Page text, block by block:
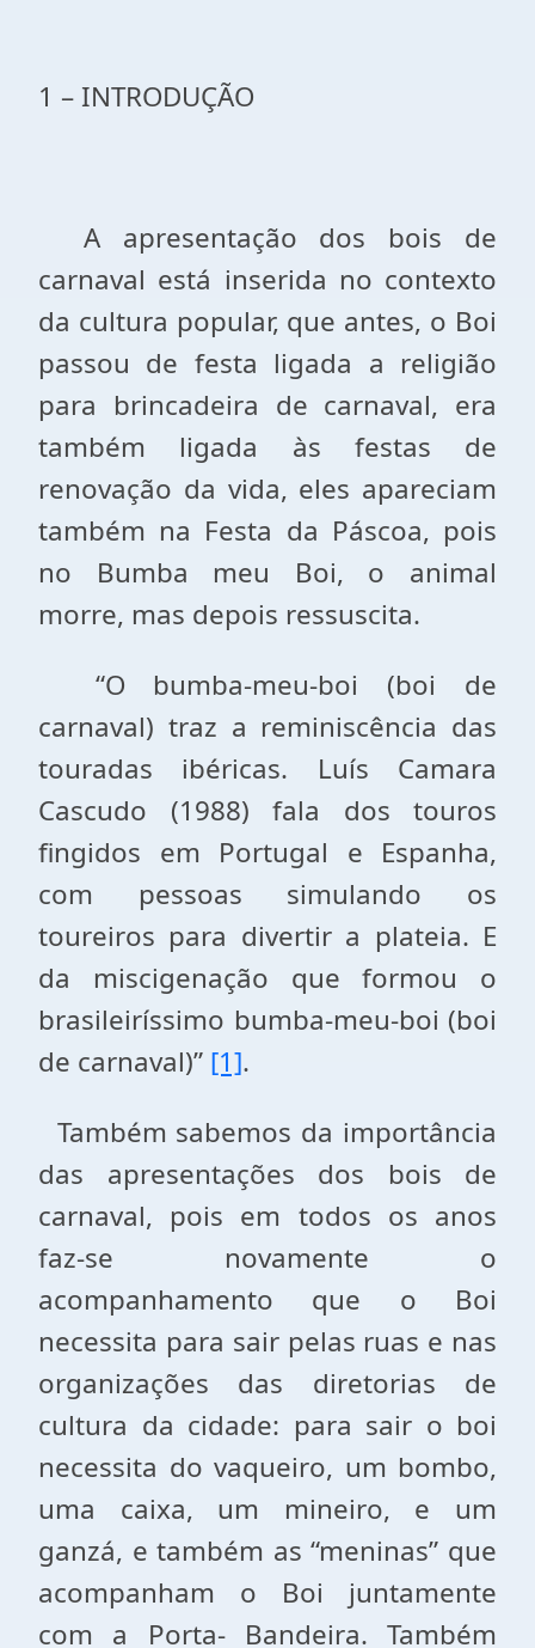
1 – INTRODUÇÃO
A apresentação dos bois de
carnaval está inserida no contexto
da cultura popular, que antes, o Boi
passou de festa ligada a religião
para brincadeira de carnaval, era
também ligada às festas de
renovação da vida, eles apareciam
também na Festa da Páscoa, pois
no Bumba meu Boi, o animal
morre, mas depois ressuscita.
“O bumba-meu-boi (boi de
carnaval) traz a reminiscência das
touradas ibéricas. Luís Camara
Cascudo (1988) fala dos touros
fingidos em Portugal e Espanha,
com pessoas simulando os
toureiros para divertir a plateia. E
da miscigenação que formou o
brasileiríssimo bumba-meu-boi (boi
de carnaval)” [1].
Também sabemos da importância
das apresentações dos bois de
carnaval, pois em todos os anos
faz-se novamente o
acompanhamento que o Boi
necessita para sair pelas ruas e nas
organizações das diretorias de
cultura da cidade: para sair o boi
necessita do vaqueiro, um bombo,
uma caixa, um mineiro, e um
ganzá, e também as “meninas” que
acompanham o Boi juntamente
com a Porta- Bandeira. Também